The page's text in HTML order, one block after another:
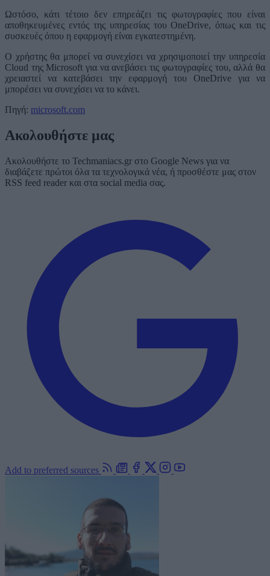
Ωστόσο, κάτι τέτοιο δεν επηρεάζει τις φωτογραφίες που είναι
αποθηκευμένες εντός της υπηρεσίας του OneDrive, όπως και τις
συσκευές όπου η εφαρμογή είναι εγκατεστημένη.
Ο χρήστης θα μπορεί να συνεχίσει να χρησιμοποιεί την υπηρεσία
Cloud της Microsoft για να ανεβάσει τις φωτογραφίες του, αλλά θα
χρειαστεί να κατεβάσει την εφαρμογή του OneDrive για να
μπορέσει να συνεχίσει να το κάνει.
Πηγή: microsoft.com
Ακολουθήστε μας
Ακολουθήστε το Techmaniacs.gr στο Google News για να
διαβάζετε πρώτοι όλα τα τεχνολογικά νέα, ή προσθέστε μας στον
RSS feed reader και στα social media σας.
Add to preferred sources